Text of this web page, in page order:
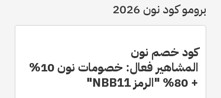
برومو كود نون 2026
كود خصم نون
المشاهير فعال: خصومات نون 10%
+ 80% "الرمز NBB11"